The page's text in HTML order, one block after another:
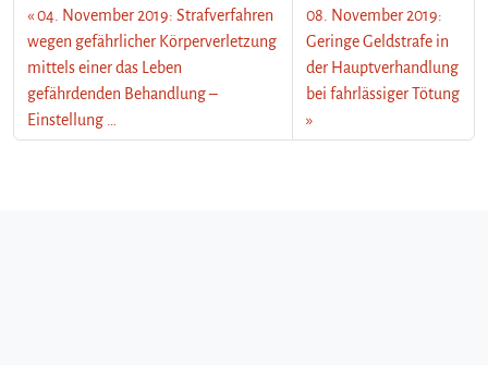
04. November 2019: Strafverfahren
wegen gefährlicher Körperverletzung
mittels einer das Leben
gefährdenden Behandlung –
Einstellung …
08. November 2019:
Geringe Geldstrafe in
der Hauptverhandlung
bei fahrlässiger Tötung